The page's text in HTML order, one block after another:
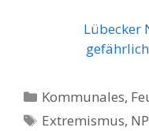
Lübecker
Kategorien
Kommunales,
Schlagwörter
Extremismus,